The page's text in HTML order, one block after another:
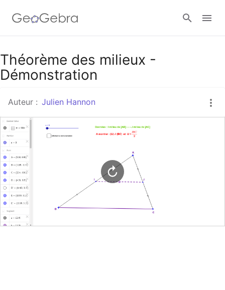
Google Classroom
Se connecter
Théorème des milieux -
Démonstration
Auteur : Julien Hannon